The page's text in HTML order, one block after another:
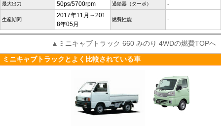
最大出力 50ps/5700rpm 過給器（ターボ） -
生産期間
2017年11月～201
8年05月
燃費性能 -
▲ミニキャブトラック 660 みのり 4WDの燃費TOPへ
ミニキャブトラックとよく比較されている車